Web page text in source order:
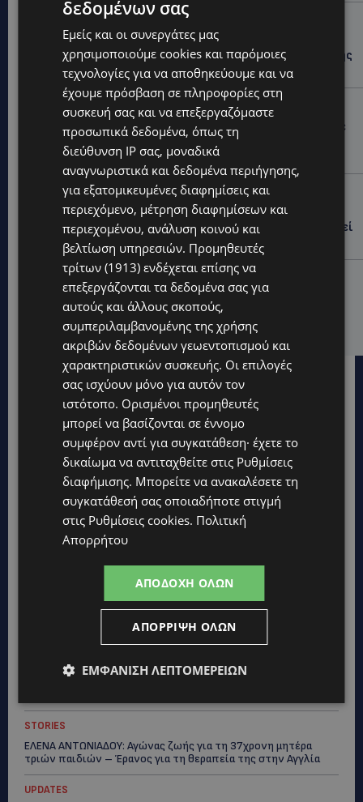
STORIES
ΕΛΕΝΑ ΑΝΤΩΝΙΑΔΟΥ: Αγώνας ζωής για τη 37χρονη
μητέρα τριών παιδιών – Έρανος για τη θεραπεία της
στην Αγγλία
UPDATES
ΚΑΤΑΓΓΕΛΙΑ: Για άνδρα που φέρεται να παρενοχλούσε
γυναίκες στο Δασούδι – Σε εξέλιξη οι αστυνομικές
έρευνες
UPDATES
ΛΕΥΚΩΣΙΑ: Γιατί ένας 16χρονος φέρεται να έβαλε
φωτιά σε ιστορική μπυραρία – Η Αστυνομία αναζητεί
το κίνητρο
UPDATES
ΛΑΤΣΙΑ-ΓΕΡΙ: Στο επίκεντρο η δημιουργία δομών για
ασυνόδευτους ανήλικους – Αντιδρά ο Δήμος,
στηρίζει υπό προϋποθέσεις το Κίνημα Οικολόγων
STORIES
ΕΛΕΝΑ ΑΝΤΩΝΙΑΔΟΥ: Αγώνας ζωής για τη 37χρονη μητέρα
τριών παιδιών – Έρανος για τη θεραπεία της στην Αγγλία
UPDATES
δεδομένων σας
Εμείς και οι συνεργάτες μας
χρησιμοποιούμε cookies και παρόμοιες
τεχνολογίες για να αποθηκεύουμε και να
έχουμε πρόσβαση σε πληροφορίες στη
συσκευή σας και να επεξεργαζόμαστε
προσωπικά δεδομένα, όπως τη
διεύθυνση IP σας, μοναδικά
αναγνωριστικά και δεδομένα περιήγησης,
για εξατομικευμένες διαφημίσεις και
περιεχόμενο, μέτρηση διαφημίσεων και
περιεχομένου, ανάλυση κοινού και
βελτίωση υπηρεσιών. Προμηθευτές
τρίτων (1913) ενδέχεται επίσης να
επεξεργάζονται τα δεδομένα σας για
αυτούς και άλλους σκοπούς,
συμπεριλαμβανομένης της χρήσης
ακριβών δεδομένων γεωεντοπισμού και
χαρακτηριστικών συσκευής. Οι επιλογές
σας ισχύουν μόνο για αυτόν τον
ιστότοπο. Ορισμένοι προμηθευτές
μπορεί να βασίζονται σε έννομο
συμφέρον αντί για συγκατάθεση· έχετε το
δικαίωμα να αντιταχθείτε στις Ρυθμίσεις
διαφήμισης. Μπορείτε να ανακαλέσετε τη
συγκατάθεσή σας οποιαδήποτε στιγμή
στις Ρυθμίσεις cookies. Πολιτική
Απορρήτου
ΑΠΟΔΟΧΉ ΌΛΩΝ
ΑΠΌΡΡΙΨΗ ΌΛΩΝ
ΕΜΦΆΝΙΣΗ ΛΕΠΤΟΜΕΡΕΙΏΝ